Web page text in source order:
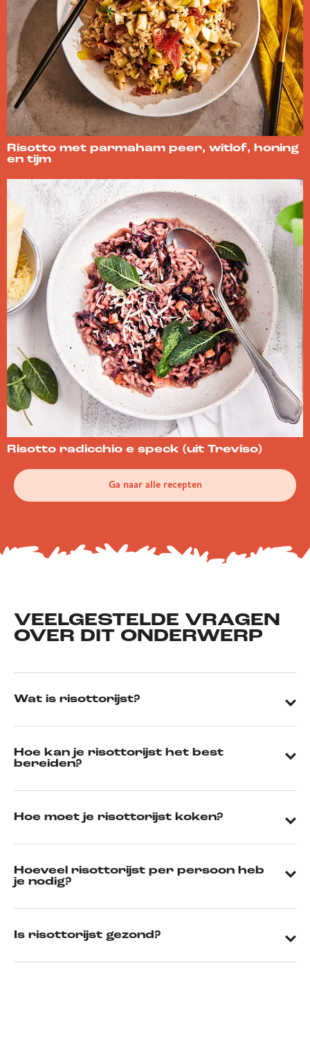
Risotto met parmaham peer, witlof, honing
en tijm
Risotto radicchio e speck (uit Treviso)
Ga naar alle recepten
VEELGESTELDE VRAGEN
OVER DIT ONDERWERP
Wat is risottorijst?
Hoe kan je risottorijst het best
bereiden?
Hoe moet je risottorijst koken?
Hoeveel risottorijst per persoon heb
je nodig?
Is risottorijst gezond?